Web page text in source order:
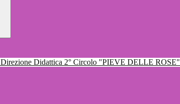
Direzione Didattica 2° Circolo "PIEVE DELLE ROSE"